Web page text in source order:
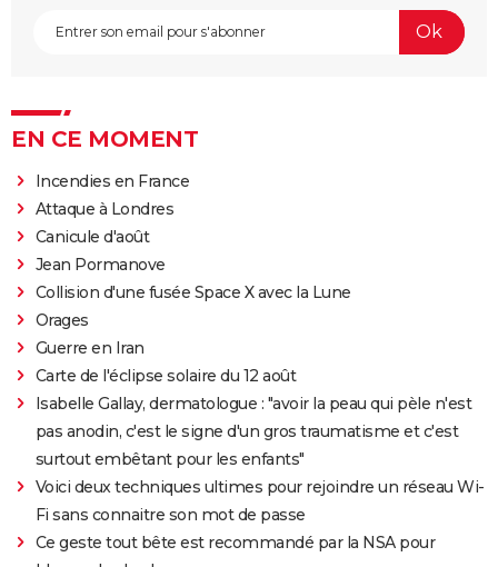
EN CE MOMENT
Incendies en France
Attaque à Londres
Canicule d'août
Jean Pormanove
Collision d'une fusée Space X avec la Lune
Orages
Guerre en Iran
Carte de l'éclipse solaire du 12 août
Isabelle Gallay, dermatologue : "avoir la peau qui pèle n'est
pas anodin, c'est le signe d'un gros traumatisme et c'est
surtout embêtant pour les enfants"
Voici deux techniques ultimes pour rejoindre un réseau Wi-
Fi sans connaitre son mot de passe
Ce geste tout bête est recommandé par la NSA pour